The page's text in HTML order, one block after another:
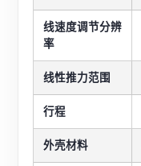
线速度调节分辨
率
线性推力范围
行程
外壳材料